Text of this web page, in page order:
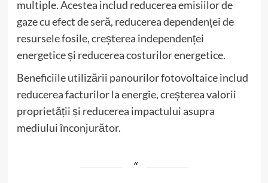
multiple. Acestea includ reducerea emisiilor de
gaze cu efect de seră, reducerea dependenței de
resursele fosile, creșterea independenței
energetice și reducerea costurilor energetice.
Beneficiile utilizării panourilor fotovoltaice includ
reducerea facturilor la energie, creșterea valorii
proprietății și reducerea impactului asupra
mediului înconjurător.